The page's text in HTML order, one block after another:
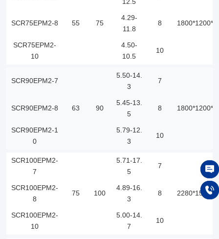
55 75
12.5
SCR75EPM2-8
4.29-
11.8
8
SCR75EPM2-
10
4.50-
10.5
10
SCR90EPM2-7
63 90
5.50-14.
3
7
SCR90EPM2-8
5.45-13.
5
8
SCR90EPM2-1
0
5.79-12.
3
10
SCR100EPM2-
7
75 100
5.71-17.
5
7
SCR100EPM2-
8
4.89-16.
3
8
SCR100EPM2-
10
5.00-14.
7
10
在线